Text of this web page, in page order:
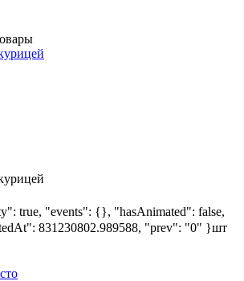
true, "events": {}, "hasAnimated": false,
831230802.989588, "prev": "0" }шт